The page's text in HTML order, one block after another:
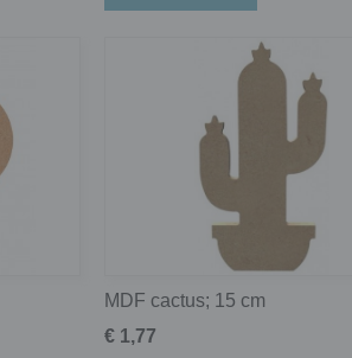
MDF cactus; 15 cm
€ 1,77